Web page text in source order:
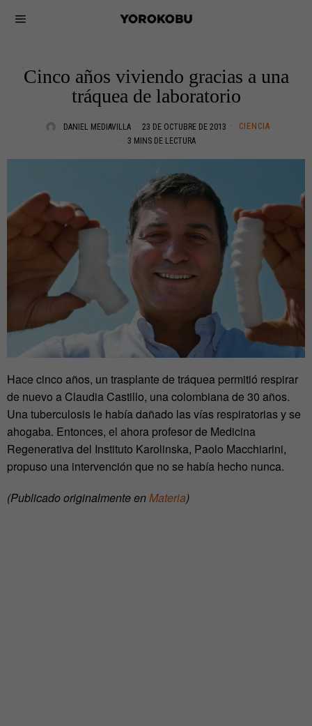
Cinco años viviendo gracias a una
tráquea de laboratorio
DANIEL MEDIAVILLA 23 DE OCTUBRE DE 2013
CIENCIA
3 MINS DE LECTURA
Hace cinco años, un trasplante de tráquea permitió respirar
de nuevo a Claudia Castillo, una colombiana de 30 años.
Una tuberculosis le había dañado las vías respiratorias y se
ahogaba. Entonces, el ahora profesor de Medicina
Regenerativa del Instituto Karolinska, Paolo Macchiarini,
propuso una intervención que no se había hecho nunca.
(Publicado originalmente enMateria)